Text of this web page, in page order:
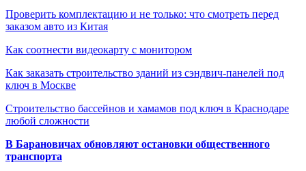
Проверить комплектацию и не только: что смотреть перед
заказом авто из Китая
Как соотнести видеокарту с монитором
Как заказать строительство зданий из сэндвич-панелей под
ключ в Москве
Строительство бассейнов и хамамов под ключ в Краснодаре
любой сложности
В Барановичах обновляют остановки общественного
транспорта